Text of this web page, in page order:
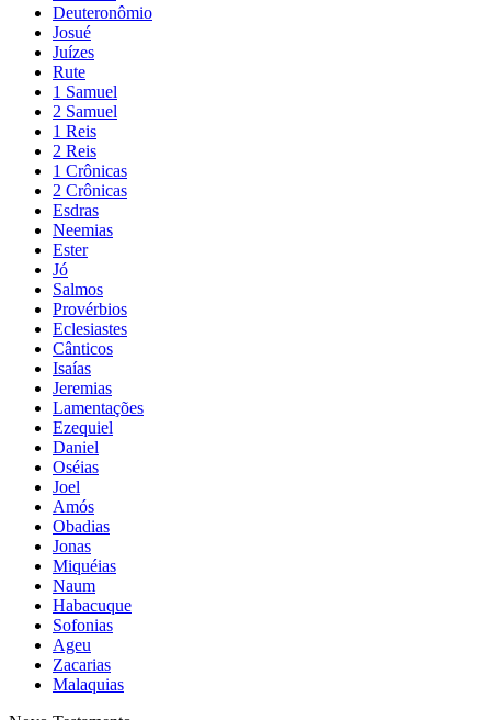
Deuteronômio
Josué
Juízes
Rute
1 Samuel
2 Samuel
1 Reis
2 Reis
1 Crônicas
2 Crônicas
Esdras
Neemias
Ester
Jó
Salmos
Provérbios
Eclesiastes
Cânticos
Isaías
Jeremias
Lamentações
Ezequiel
Daniel
Oséias
Joel
Amós
Obadias
Jonas
Miquéias
Naum
Habacuque
Sofonias
Ageu
Zacarias
Malaquias